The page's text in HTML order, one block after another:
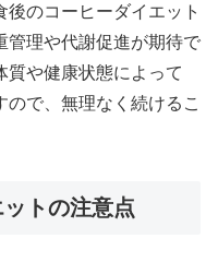
後のコーヒーダイエット
管理や代謝促進が期待で
質や健康状態によって
で、無理なく続けるこ
トの注意点